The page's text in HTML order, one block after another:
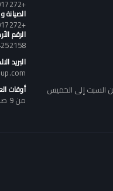
+201101017272
الصيانة
+201101017272
الرقم
البريد
أوقات
من 9 صباحاً إلى 6 مساءاً / من السبت إلى الخميس